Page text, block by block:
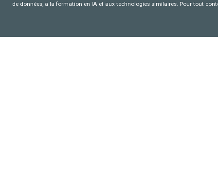
de données, a la formation en IA et aux technologies similaires. Pour tout